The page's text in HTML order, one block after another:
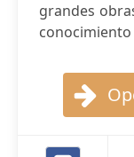
grandes
conocimiento